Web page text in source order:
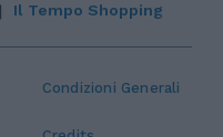
Condizioni Generali
Il Tempo Shopping